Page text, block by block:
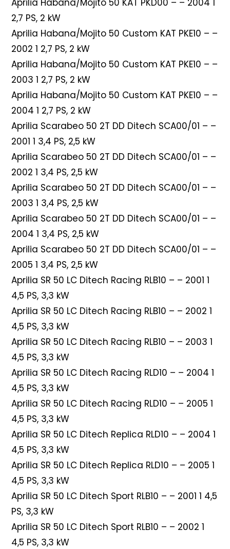
Aprilia Habana/Mojito 50 KAT PKD00 – – 2004 1
2,7 PS, 2 kW
Aprilia Habana/Mojito 50 Custom KAT PKE10 – –
2002 1 2,7 PS, 2 kW
Aprilia Habana/Mojito 50 Custom KAT PKE10 – –
2003 1 2,7 PS, 2 kW
Aprilia Habana/Mojito 50 Custom KAT PKE10 – –
2004 1 2,7 PS, 2 kW
Aprilia Scarabeo 50 2T DD Ditech SCA00/01 – –
2001 1 3,4 PS, 2,5 kW
Aprilia Scarabeo 50 2T DD Ditech SCA00/01 – –
2002 1 3,4 PS, 2,5 kW
Aprilia Scarabeo 50 2T DD Ditech SCA00/01 – –
2003 1 3,4 PS, 2,5 kW
Aprilia Scarabeo 50 2T DD Ditech SCA00/01 – –
2004 1 3,4 PS, 2,5 kW
Aprilia Scarabeo 50 2T DD Ditech SCA00/01 – –
2005 1 3,4 PS, 2,5 kW
Aprilia SR 50 LC Ditech Racing RLB10 – – 2001 1
4,5 PS, 3,3 kW
Aprilia SR 50 LC Ditech Racing RLB10 – – 2002 1
4,5 PS, 3,3 kW
Aprilia SR 50 LC Ditech Racing RLB10 – – 2003 1
4,5 PS, 3,3 kW
Aprilia SR 50 LC Ditech Racing RLD10 – – 2004 1
4,5 PS, 3,3 kW
Aprilia SR 50 LC Ditech Racing RLD10 – – 2005 1
4,5 PS, 3,3 kW
Aprilia SR 50 LC Ditech Replica RLD10 – – 2004 1
4,5 PS, 3,3 kW
Aprilia SR 50 LC Ditech Replica RLD10 – – 2005 1
4,5 PS, 3,3 kW
Aprilia SR 50 LC Ditech Sport RLB10 – – 2001 1 4,5
PS, 3,3 kW
Aprilia SR 50 LC Ditech Sport RLB10 – – 2002 1
4,5 PS, 3,3 kW